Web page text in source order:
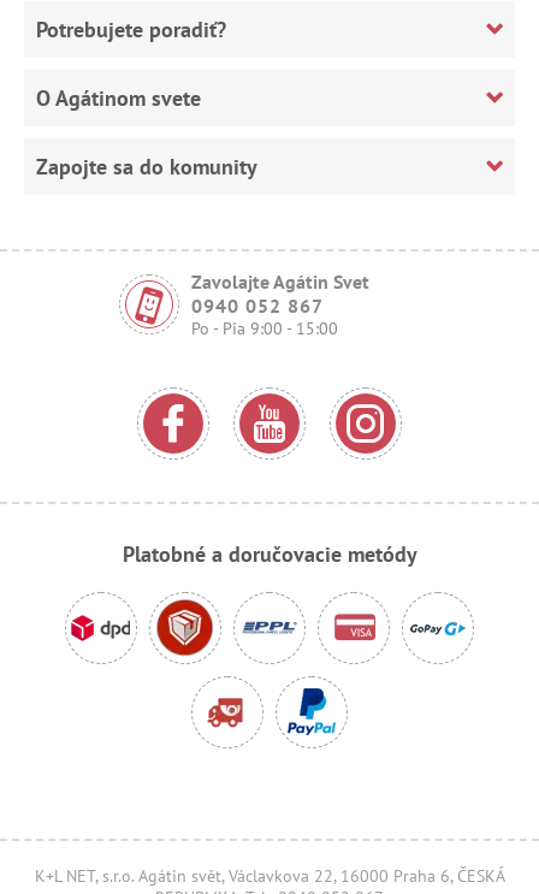
Potrebujete poradiť?
O Agátinom svete
Zapojte sa do komunity
Zavolajte Agátin Svet
0940 052 867
Po - Pia 9:00 - 15:00
Platobné a doručovacie metódy
K+L NET, s.r.o. Agátin svět, Václavkova 22, 16000 Praha 6, ČESKÁ